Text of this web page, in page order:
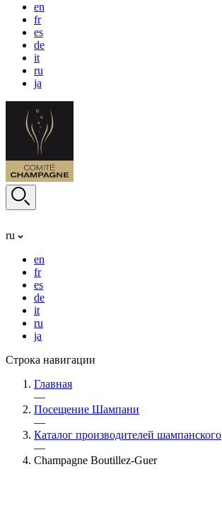
en
fr
es
de
it
ru
ja
ru
en
fr
es
de
it
ru
ja
Строка навигации
Главная
—
Посещение Шампани
—
Каталог производителей шампанского
—
Champagne Boutillez-Guer